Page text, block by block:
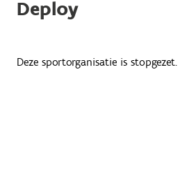
Deploy
Deze sportorganisatie is stopgezet.